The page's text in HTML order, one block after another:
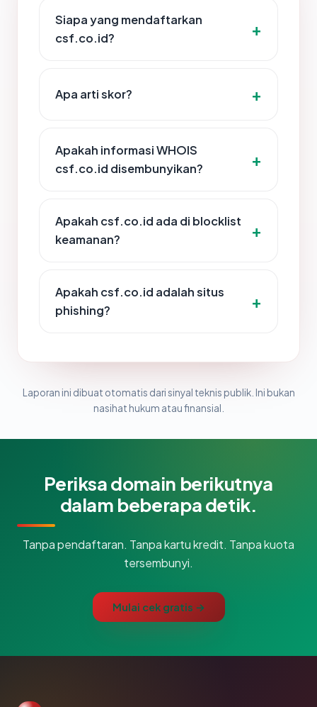
Siapa yang mendaftarkan
csf.co.id?
Apa arti skor?
Apakah informasi WHOIS
csf.co.id disembunyikan?
Apakah csf.co.id ada di blocklist
keamanan?
Apakah csf.co.id adalah situs
phishing?
Laporan ini dibuat otomatis dari sinyal teknis publik. Ini bukan
nasihat hukum atau finansial.
Periksa domain berikutnya
dalam beberapa detik.
Tanpa pendaftaran. Tanpa kartu kredit. Tanpa kuota
tersembunyi.
Mulai cek gratis →